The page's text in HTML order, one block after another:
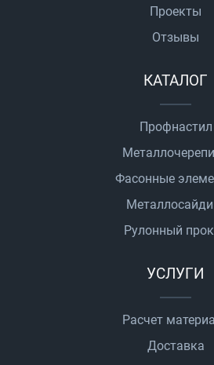
Проекты
Отзывы
КАТАЛОГ
Профнастил
Фасонные
Рулонный
УСЛУГИ
Расчет
Доставка